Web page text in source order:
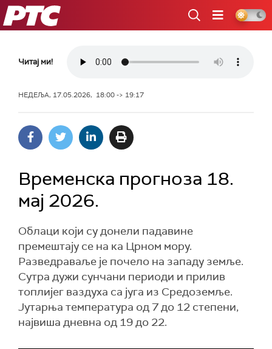
РТС
Читај ми!
НЕДЕЉА, 17.05.2026, 18:00 -> 19:17
Временска прогноза 18.
мај 2026.
Облаци који су донели падавине
премештају се на ка Црном мору.
Разведраваље је почело на западу земље.
Сутра дужи сунчани периоди и прилив
топлијег ваздуха са југа из Средоземље.
Јутарња температура од 7 до 12 степени,
највиша дневна од 19 до 22.